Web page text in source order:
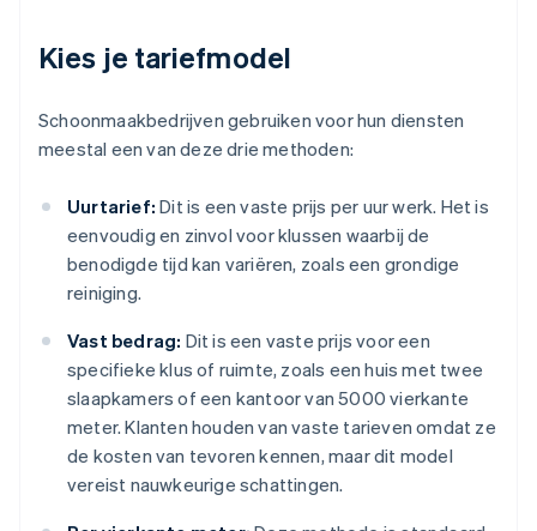
Kies je tariefmodel
Schoonmaakbedrijven gebruiken voor hun diensten
meestal een van deze drie methoden:
Uurtarief: Dit is een vaste prijs per uur werk. Het is
eenvoudig en zinvol voor klussen waarbij de
benodigde tijd kan variëren, zoals een grondige
reiniging.
Vast bedrag: Dit is een vaste prijs voor een
specifieke klus of ruimte, zoals een huis met twee
slaapkamers of een kantoor van 5000 vierkante
meter. Klanten houden van vaste tarieven omdat ze
de kosten van tevoren kennen, maar dit model
vereist nauwkeurige schattingen.